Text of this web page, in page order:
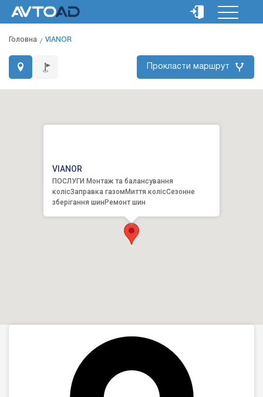
Головна VIANOR
Прокласти маршрут
VIANOR
ПОСЛУГИ Монтаж та балансування
колісЗаправка газомМиття колісСезонне
зберігання шинРемонт шин